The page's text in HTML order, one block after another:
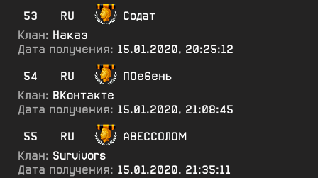
53
RU
Содат
Клан: Наказ
Дата получения: 15.01.2020, 20:25:12
54
RU
ПОе6ень
Клан: ВКонтакте
Дата получения: 15.01.2020, 21:08:45
55
RU
АВЕССОЛОМ
Клан: Survivors
Дата получения: 15.01.2020, 21:35:11